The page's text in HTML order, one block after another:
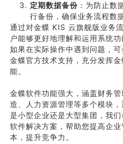
定期数据备份 ：为防止数
行备份，确保业务流程数
通过对金蝶 KIS 云旗舰版业务
户能够更好地理解和运用系统功
如果在实际操作中遇到问题，
金蝶官方技术支持，充分发挥
能。
金蝶软件功能强大，涵盖财务
造、人力资源管理等多个模块
是小型企业还是大型集团，我
软件解决方案，帮助您提高企
本，提升竞争力。